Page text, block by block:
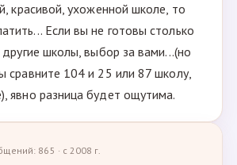
красивой, ухоженной школе, то
Если вы не готовы столько
другие школы, выбор за вами...(но
сравните 104 и 25 или 87 школу,
явно разница будет ощутима.
865 · с 2008 г.